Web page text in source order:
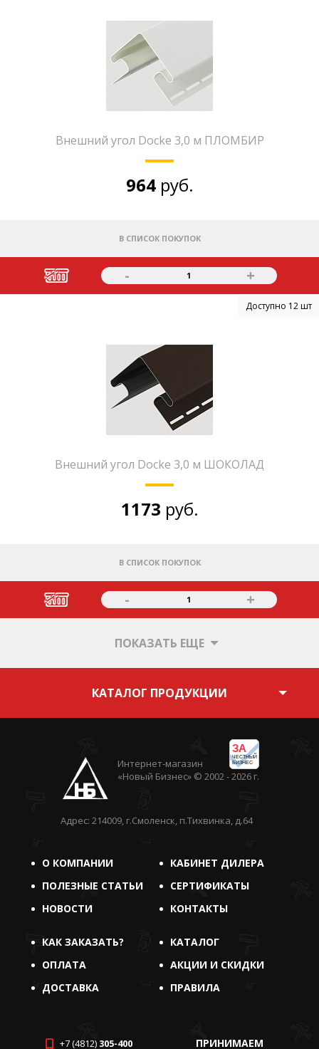
Внешний угол Docke 3,0 м ПЛОМБИР
964 руб.
В СПИСОК ПОКУПОК
- 1 +
Доступно 12 шт
Внешний угол Docke 3,0 м ШОКОЛАД
1173 руб.
В СПИСОК ПОКУПОК
- 1 +
ПОКАЗАТЬ ЕЩЕ
КАТАЛОГ ПРОДУКЦИИ
ЗА
ЧЕСТНЫЙ
БИЗНЕС
Интернет-магазин
«Новый Бизнес» © 2002 - 2026 г.
Адрес: 214009, г.Смоленск, п.Тихвинка, д.64
О КОМПАНИИ
КАБИНЕТ ДИЛЕРА
ПОЛЕЗНЫЕ СТАТЬИ
СЕРТИФИКАТЫ
НОВОСТИ
КОНТАКТЫ
КАК ЗАКАЗАТЬ?
КАТАЛОГ
ОПЛАТА
АКЦИИ И СКИДКИ
ДОСТАВКА
ПРАВИЛА
+7 (4812) 305-400 ПРИНИМАЕМ